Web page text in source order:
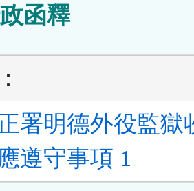
函釋
署明德外役監獄
遵守事項 1